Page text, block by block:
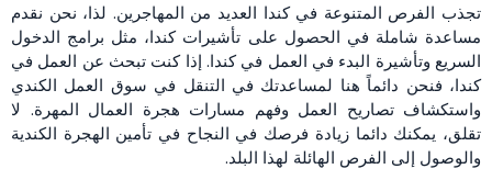
تجذب الفرص المتنوعة في كندا العديد من المهاجرين. لذا، نحن نقدم
مساعدة شاملة في الحصول على تأشيرات كندا، مثل برامج الدخول
السريع وتأشيرة البدء في العمل في كندا. إذا كنت تبحث عن العمل في
كندا، فنحن دائماً هنا لمساعدتك في التنقل في سوق العمل الكندي
واستكشاف تصاريح العمل وفهم مسارات هجرة العمال المهرة. لا
تقلق، يمكنك دائما زيادة فرصك في النجاح في تأمين الهجرة الكندية
والوصول إلى الفرص الهائلة لهذا البلد.